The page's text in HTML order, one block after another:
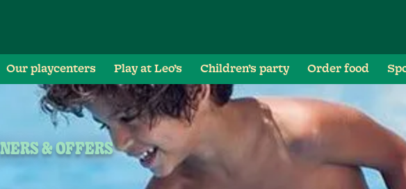
Our playcenters Play at Leo’s Children’s party Order food
& OFFERS